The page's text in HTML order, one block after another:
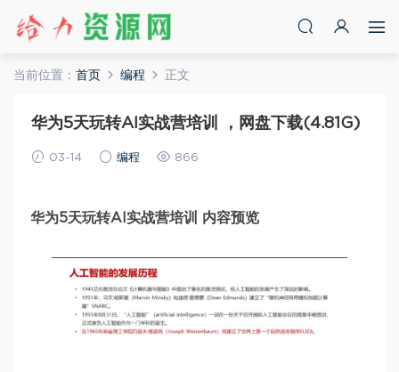
当前位置： 首页 编程 正文
华为5天玩转AI实战营培训 ，网盘下载(4.81G)
03-14 编程 866
华为5天玩转AI实战营培训 内容预览